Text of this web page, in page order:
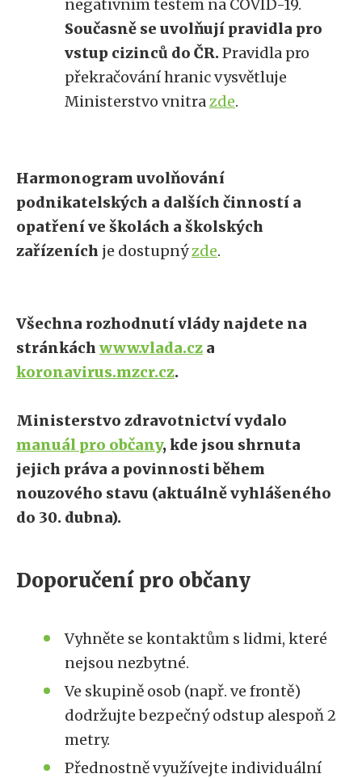
negativním testem na COVID-19.
Současně se uvolňují pravidla pro
vstup cizinců do ČR.Pravidla pro
překračování hranic vysvětluje
Ministerstvo vnitrazde.
Harmonogram uvolňování
podnikatelských a dalších činností a
opatření ve školách a školských
zařízeních je dostupnýzde.
Všechna rozhodnutí vlády najdete na
stránkách www.vlada.cz a
koronavirus.mzcr.cz.
Ministerstvo zdravotnictví vydalo
manuál pro občany, kde jsou shrnuta
jejich práva a povinnosti během
nouzového stavu (aktuálně vyhlášeného
do 30. dubna).
Doporučení pro občany
Vyhněte se kontaktům s lidmi, které
nejsou nezbytné.
Ve skupině osob (např. ve frontě)
dodržujte bezpečný odstup alespoň 2
metry.
Přednostně využívejte individuální